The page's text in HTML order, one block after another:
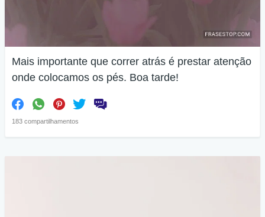
Mais importante que correr atrás é prestar atenção
onde colocamos os pés. Boa tarde!
183 compartilhamentos